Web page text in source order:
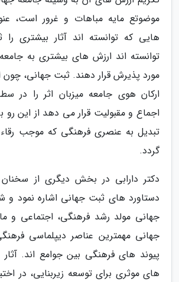
موضوتع مایه مباهات و غرور است،
هایی که توانسته اند آثار بیشتری را
توانسته اند ارزش های بیشتری به
مورد پذیرش قرار دهند. ثبت جهانی، چون
ارکان هوی جامعه میزبان اثر را در
اجماع و مقبولیت قرار می دهد از این رو
تبدیل به عنصری فرهنگی که موجب
گردد.
دکتر دارابی در بخش دیگری از
دستاورد های ثبت جهانی اشاره نمود و
جهانی مولد رشد فرهنگی، اجتماعی و
جهانی مهمترین عناصر دیپلماسی
پیوند های فرهنگی بین جوامع اند.
های موثری برای توسعه زیربنایی، در